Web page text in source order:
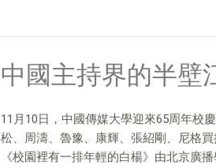
中國主持界的半壁
11月10日，中國傳媒大學迎來65周年校
松、周濤、魯豫、康輝、張紹剛、尼格
《校園裡有一排年輕的白楊》由北京廣